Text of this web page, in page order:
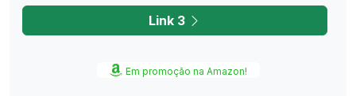
Link 3
Em promoção na Amazon!